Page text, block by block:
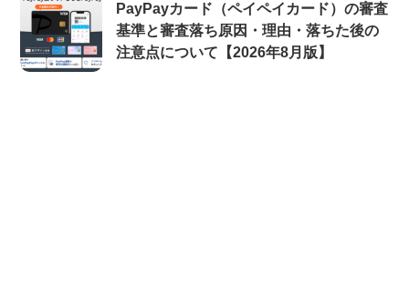
PayPayカード（ペイペイカード）の審査
基準と審査落ち原因・理由・落ちた後の
注意点について【2026年8月版】